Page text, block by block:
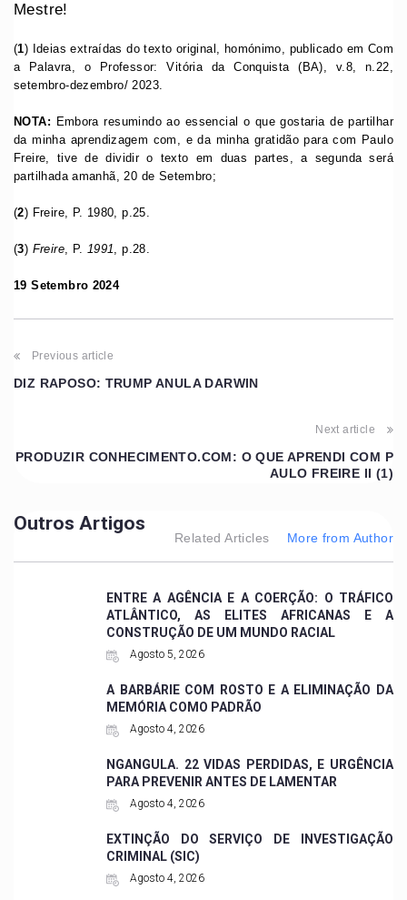
Mestre!
(1) Ideias extraídas do texto original, homónimo, publicado em Com
a Palavra, o Professor: Vitória da Conquista (BA), v.8, n.22,
setembro-dezembro/ 2023.
NOTA: Embora resumindo ao essencial o que gostaria de partilhar
da minha aprendizagem com, e da minha gratidão para com Paulo
Freire, tive de dividir o texto em duas partes, a segunda será
partilhada amanhã, 20 de Setembro;
(2) Freire, P. 1980, p.25.
(3) Freire, P. 1991, p.28.
19 Setembro 2024
Previous article
DIZ RAPOSO: TRUMP ANULA DARWIN
Next article
PRODUZIR CONHECIMENTO.COM: O QUE APRENDI COM P
AULO FREIRE II (1)
Outros Artigos
Related Articles More from Author
ENTRE A AGÊNCIA E A COERÇÃO: O TRÁFICO
ATLÂNTICO, AS ELITES AFRICANAS E A
CONSTRUÇÃO DE UM MUNDO RACIAL
Agosto 5, 2026
A BARBÁRIE COM ROSTO E A ELIMINAÇÃO DA
MEMÓRIA COMO PADRÃO
Agosto 4, 2026
NGANGULA. 22 VIDAS PERDIDAS, E URGÊNCIA
PARA PREVENIR ANTES DE LAMENTAR
Agosto 4, 2026
EXTINÇÃO DO SERVIÇO DE INVESTIGAÇÃO
CRIMINAL (SIC)
Agosto 4, 2026